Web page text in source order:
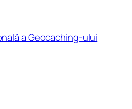
a Geocaching-ului